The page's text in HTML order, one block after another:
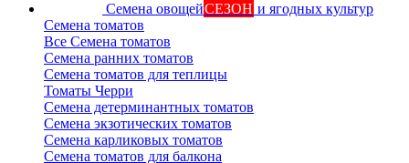
Семена овощейСЕЗОН и ягодных культур
Семена томатов
Все Семена томатов
Семена ранних томатов
Семена томатов для теплицы
Томаты Черри
Семена детерминантных томатов
Семена экзотических томатов
Семена карликовых томатов
Семена томатов для балкона